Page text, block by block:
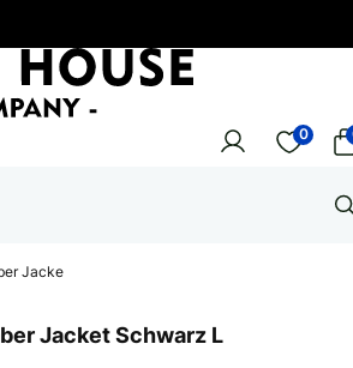
0
Jacke
Jacket Schwarz L